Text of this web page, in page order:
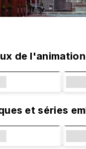
de l'animation
et séries